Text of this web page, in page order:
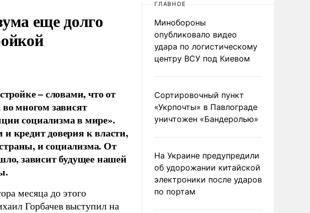
еще долго
– словами, что от
многом зависят
социализма в мире».
кредит доверия к власти,
и социализма. От
зависит будущее нашей
месяца до этого
Горбачев выступил на
ГЛАВНОЕ
Минобороны
опубликовало видео
удара по логистическому
центру ВСУ под Киевом
Сортировочный пункт
«Укрпочты» в Павлограде
уничтожен «Бандеролью»
На Украине предупредили
об удорожании китайской
электроники после ударов
по портам